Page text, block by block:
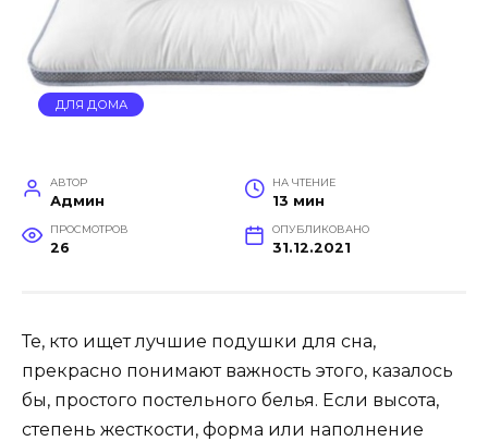
ДЛЯ ДОМА
АВТОР
Админ
НА ЧТЕНИЕ
13 мин
ПРОСМОТРОВ
26
ОПУБЛИКОВАНО
31.12.2021
Те, кто ищет лучшие подушки для сна,
прекрасно понимают важность этого, казалось
бы, простого постельного белья. Если высота,
степень жесткости, форма или наполнение